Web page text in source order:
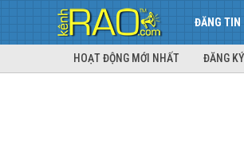
ĐĂNG TIN
HOẠT ĐỘNG MỚI NHẤT ĐĂNG KÝ